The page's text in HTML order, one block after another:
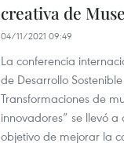
creativa de
04/11/2021 09:49
La conferencia
de Desarrollo
Transformaciones de
innovadores” se llevó a
objetivo de mejorar la